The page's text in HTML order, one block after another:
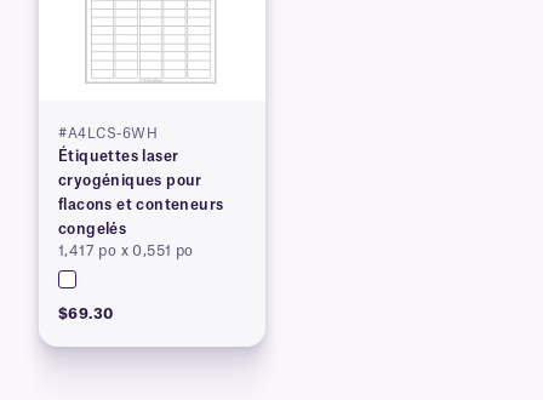
#A4LCS-6WH
Étiquettes laser
cryogéniques pour
flacons et conteneurs
congelés
1,417 po x 0,551 po
$69.30